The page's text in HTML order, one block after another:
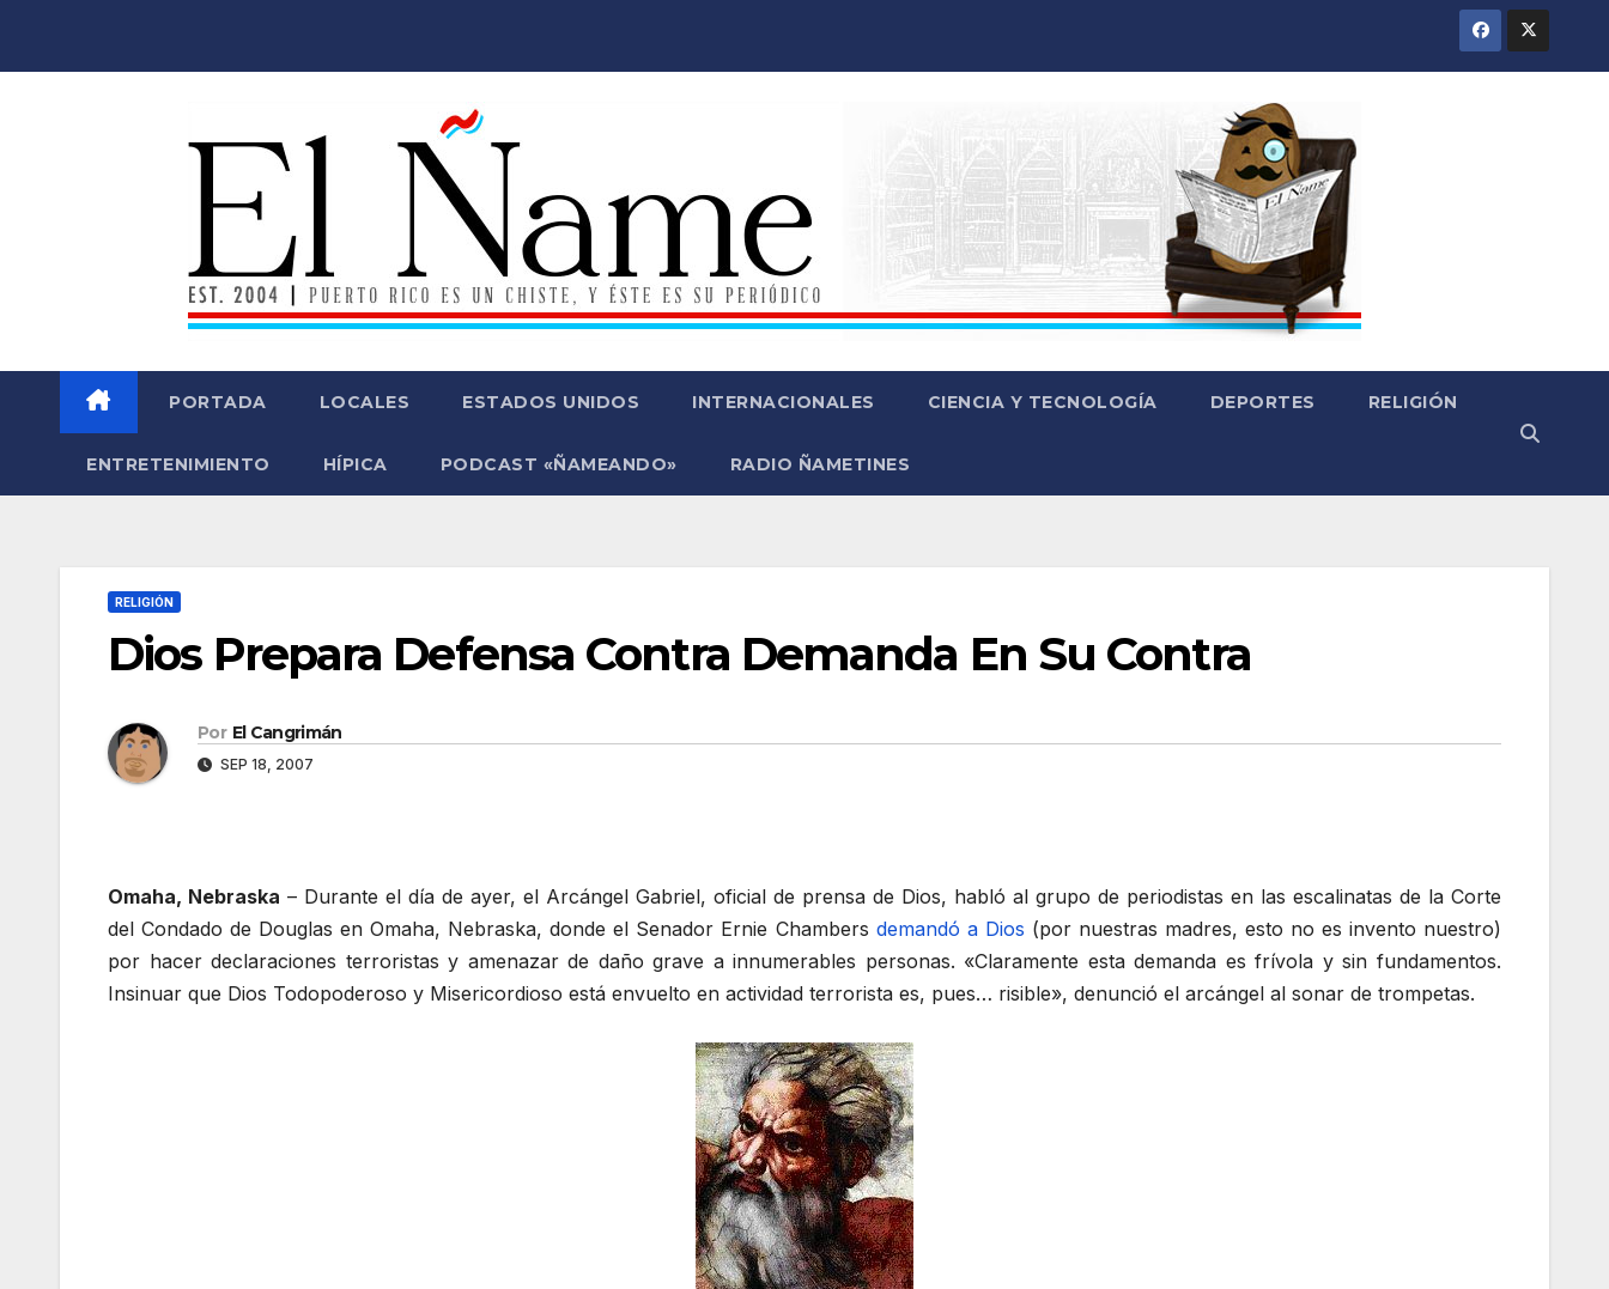
PORTADA LOCALES ESTADOS UNIDOS INTERNACIONALES CIENCIA Y TECNOLOGÍA DEPORTES RELIGIÓN
ENTRETENIMIENTO HÍPICA PODCAST «ÑAMEANDO» RADIO ÑAMETINES
RELIGIÓN
Dios Prepara Defensa Contra Demanda En Su Contra
Por El Cangrimán
SEP 18, 2007
Omaha, Nebraska – Durante el día de ayer, el Arcángel Gabriel, oficial de prensa de Dios, habló al grupo de periodistas en las escalinatas de la Corte
del Condado de Douglas en Omaha, Nebraska, donde el Senador Ernie Chambers demandó a Dios (por nuestras madres, esto no es invento nuestro)
por hacer declaraciones terroristas y amenazar de daño grave a innumerables personas. «Claramente esta demanda es frívola y sin fundamentos.
Insinuar que Dios Todopoderoso y Misericordioso está envuelto en actividad terrorista es, pues… risible», denunció el arcángel al sonar de trompetas.